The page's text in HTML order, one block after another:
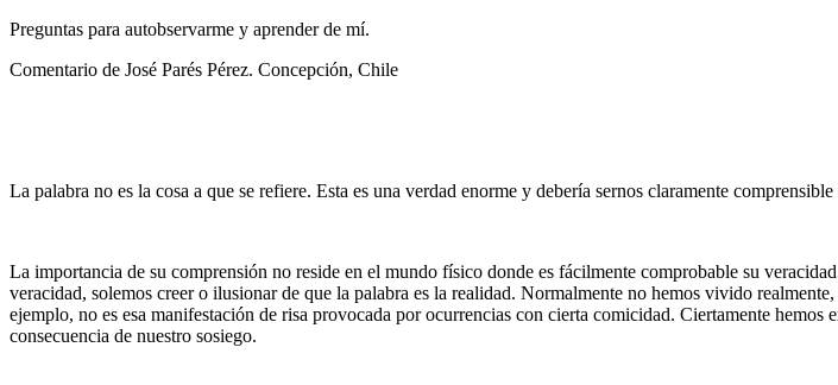
Preguntas para autobservarme y aprender de mí.
Comentario de José Parés Pérez. Concepción, Chile
La palabra no es la cosa a que se refiere. Esta es una verdad enorme y debería sernos claramente
La importancia de su comprensión no reside en el mundo físico donde es fácilmente comprobable su
veracidad, solemos creer o ilusionar de que la palabra es la realidad. Normalmente no hemos vivido
ejemplo, no es esa manifestación de risa provocada por ocurrencias con cierta comicidad. Ciertamente
consecuencia de nuestro sosiego.